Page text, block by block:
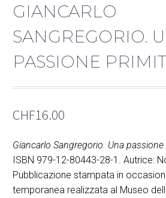
GIANCARLO
SANGREGORIO.
PASSIONE
CHF16.00
Giancarlo Sangregorio. Una
ISBN 979-12-80443-28-1. Autrice:
Pubblicazione stampata in
temporanea realizzata al Museo